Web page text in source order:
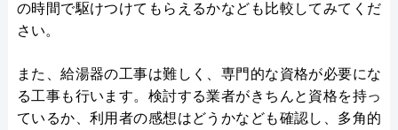
の時間で駆けつけてもらえるかなども比較してみてくだ
さい。
また、給湯器の工事は難しく、専門的な資格が必要にな
る工事も行います。検討する業者がきちんと資格を持っ
ているか、利用者の感想はどうかなども確認し、多角的